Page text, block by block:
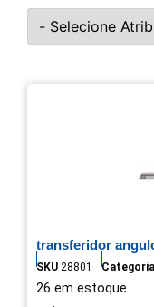
transferidor
SKU 28801 Categoria
26 em estoque